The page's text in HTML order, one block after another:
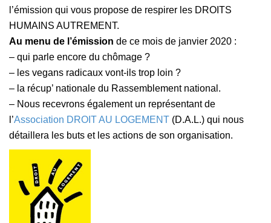
l’émission qui vous propose de respirer les DROITS
HUMAINS AUTREMENT.
Au menu de l’émission de ce mois de janvier 2020 :
– qui parle encore du chômage ?
– les vegans radicaux vont-ils trop loin ?
– la récup’ nationale du Rassemblement national.
– Nous recevrons également un représentant de
l’Association DROIT AU LOGEMENT (D.A.L.) qui nous
détaillera les buts et les actions de son organisation.